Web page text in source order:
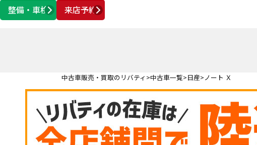
整備・車検
来店予約
営業時間 AM10:00 ～ PM6:00
中古車販売・買取のリバティ 中古車一覧 日産 ノート Ｘ